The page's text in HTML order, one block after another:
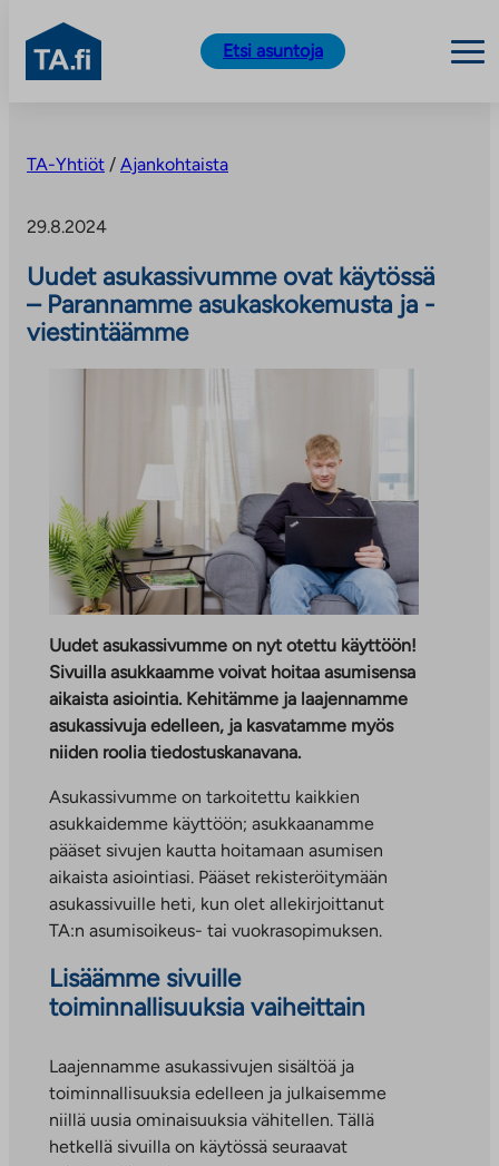
TA.fi
Etsi asuntoja
TA-Yhtiöt / Ajankohtaista
29.8.2024
Uudet asukassivumme ovat käytössä
– Parannamme asukaskokemusta ja -
viestintäämme
Uudet asukassivumme on nyt otettu käyttöön!
Sivuilla asukkaamme voivat hoitaa asumisensa
aikaista asiointia. Kehitämme ja laajennamme
asukassivuja edelleen, ja kasvatamme myös
niiden roolia tiedostuskanavana.
Asukassivumme on tarkoitettu kaikkien
asukkaidemme käyttöön; asukkaanamme
pääset sivujen kautta hoitamaan asumisen
aikaista asiointiasi. Pääset rekisteröitymään
asukassivuille heti, kun olet allekirjoittanut
TA:n asumisoikeus- tai vuokrasopimuksen.
Lisäämme sivuille
toiminnallisuuksia vaiheittain
Laajennamme asukassivujen sisältöä ja
toiminnallisuuksia edelleen ja julkaisemme
niillä uusia ominaisuuksia vähitellen. Tällä
hetkellä sivuilla on käytössä seuraavat